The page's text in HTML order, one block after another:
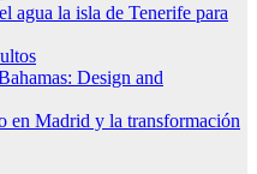
agua la isla de Tenerife para
Design and
en Madrid y la transformación